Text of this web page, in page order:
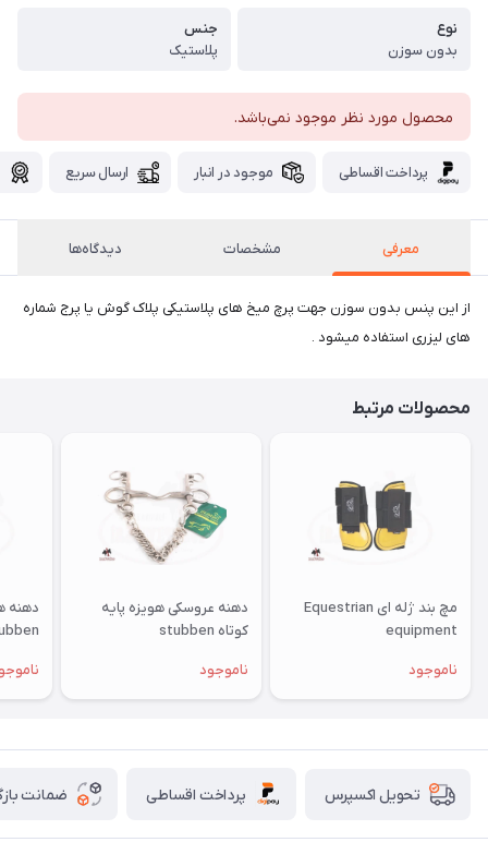
نوع
بدون سوزن
جنس
پلاستیک
محصول مورد نظر موجود نمی‌باشد.
پرداخت اقساطی موجود در انبار ارسال سریع
معرفی مشخصات دیدگاه‌ها
از این پنس بدون سوزن جهت پرچ میخ های پلاستیکی پلاک گوش یا پرج شماره
های لیزری استفاده میشود .
محصولات مرتبط
مچ بند ژله ای Equestrian
equipment
ناموجود
دهنه عروسکی هویزه پایه
کوتاه stubben
ناموجود
دهنه
تحویل اکسپرس پرداخت اقساطی ضمانت